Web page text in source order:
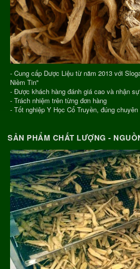
- Cung cấp Dược Liệu từ năm 2013 với
Niềm Tin"
- Được khách hàng đánh giá cao và nhận
- Trách nhiệm trên từng đơn hàng
- Tốt nghiệp Y Học Cổ Truyền, đúng chuyên
SẢN PHẨM CHẤT LƯỢNG -